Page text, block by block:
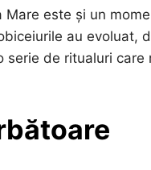
este și un
au evoluat,
serie de ritualuri